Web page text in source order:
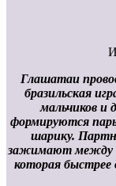
Глашатаи
бразильская
мальчиков и
формируются
шарику.
зажимают между
которая быстрее